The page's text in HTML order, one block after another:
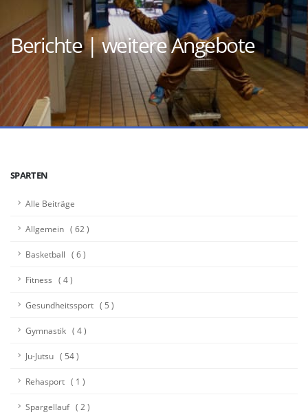
Berichte | weitere Angebote
SPARTEN
Alle Beiträge
Allgemein ( 62 )
Basketball ( 6 )
Fitness ( 4 )
Gesundheitssport ( 5 )
Gymnastik ( 4 )
Ju-Jutsu ( 54 )
Rehasport ( 1 )
Spargellauf ( 2 )